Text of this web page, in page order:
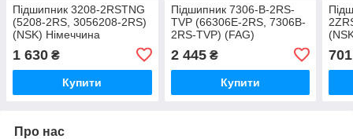
Підшипник 3208-2RSTNG
(5208-2RS, 3056208-2RS)
(NSK) Німеччина
1 630 ₴
Купити
Підшипник 7306-B-2RS-
TVP (66306Е-2RS, 7306B-
2RS-TVP) (FAG)
2 445₴
Купити
701
Про нас